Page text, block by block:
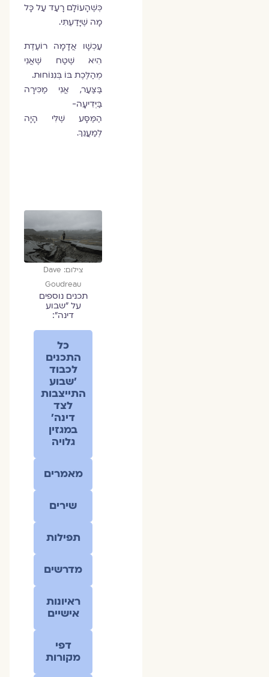
כְּשֶׁהָעוֹלָם רָעַד עַל כָּל
מָה שֶׁיָּדַעְתִּי.
עַכְשָׁו אֲדָמָה רוֹעֶדֶת
הִיא שֶׁטַח שֶׁאֲנִי
מְהַלֶּכֶת בּוֹ בְּנִנּוֹחוּת.
בַּצַּעַר, אֲנִי מַכִּירָה
בַּיְּדִיעָה-
הַמַּסָּע שֶׁלִּי הָיָה
לְמַעֲנֵךְ.
צילום: Dave
Goudreau
תכנים נוספים
על ״שבוע
דינה״:
כל
התכנים
לכבוד
׳שבוע
התייצבות
לצד
דינה׳
במגזין
גלויה
מאמרים
שירים
תפילות
מדרשים
ראיונות
אישיים
דפי
מקורות